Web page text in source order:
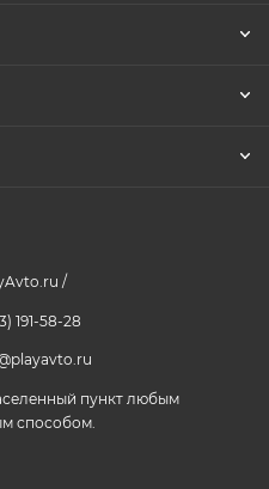
/
191-58-28
пункт любым
способом.